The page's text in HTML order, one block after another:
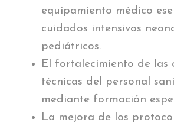
equipamiento médico
cuidados intensivos
pediátricos.
El fortalecimiento de las
técnicas del personal
mediante formación
La mejora de los